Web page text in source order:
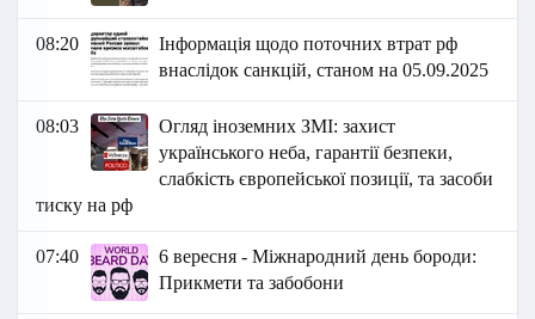
08:20
Інформація щодо поточних втрат рф
внаслідок санкцій, станом на 05.09.2025
08:03
Огляд іноземних ЗМІ: захист
українського неба, гарантії безпеки,
слабкість європейської позиції, та засоби
тиску на рф
07:40
6 вересня - Міжнародний день бороди:
Прикмети та забобони